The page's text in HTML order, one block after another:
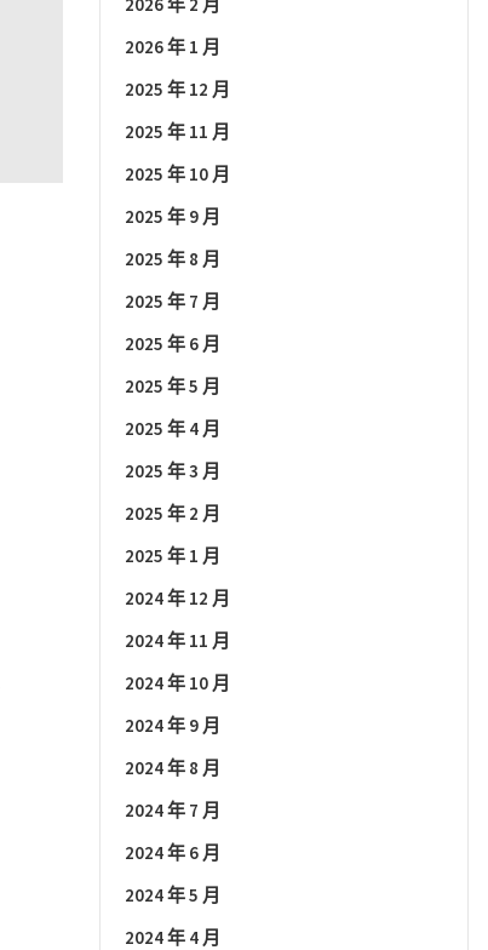
2026 年 1 月
2025 年 12 月
2025 年 11 月
2025 年 10 月
2025 年 9 月
2025 年 8 月
2025 年 7 月
2025 年 6 月
2025 年 5 月
2025 年 4 月
2025 年 3 月
2025 年 2 月
2025 年 1 月
2024 年 12 月
2024 年 11 月
2024 年 10 月
2024 年 9 月
2024 年 8 月
2024 年 7 月
2024 年 6 月
2024 年 5 月
2024 年 4 月